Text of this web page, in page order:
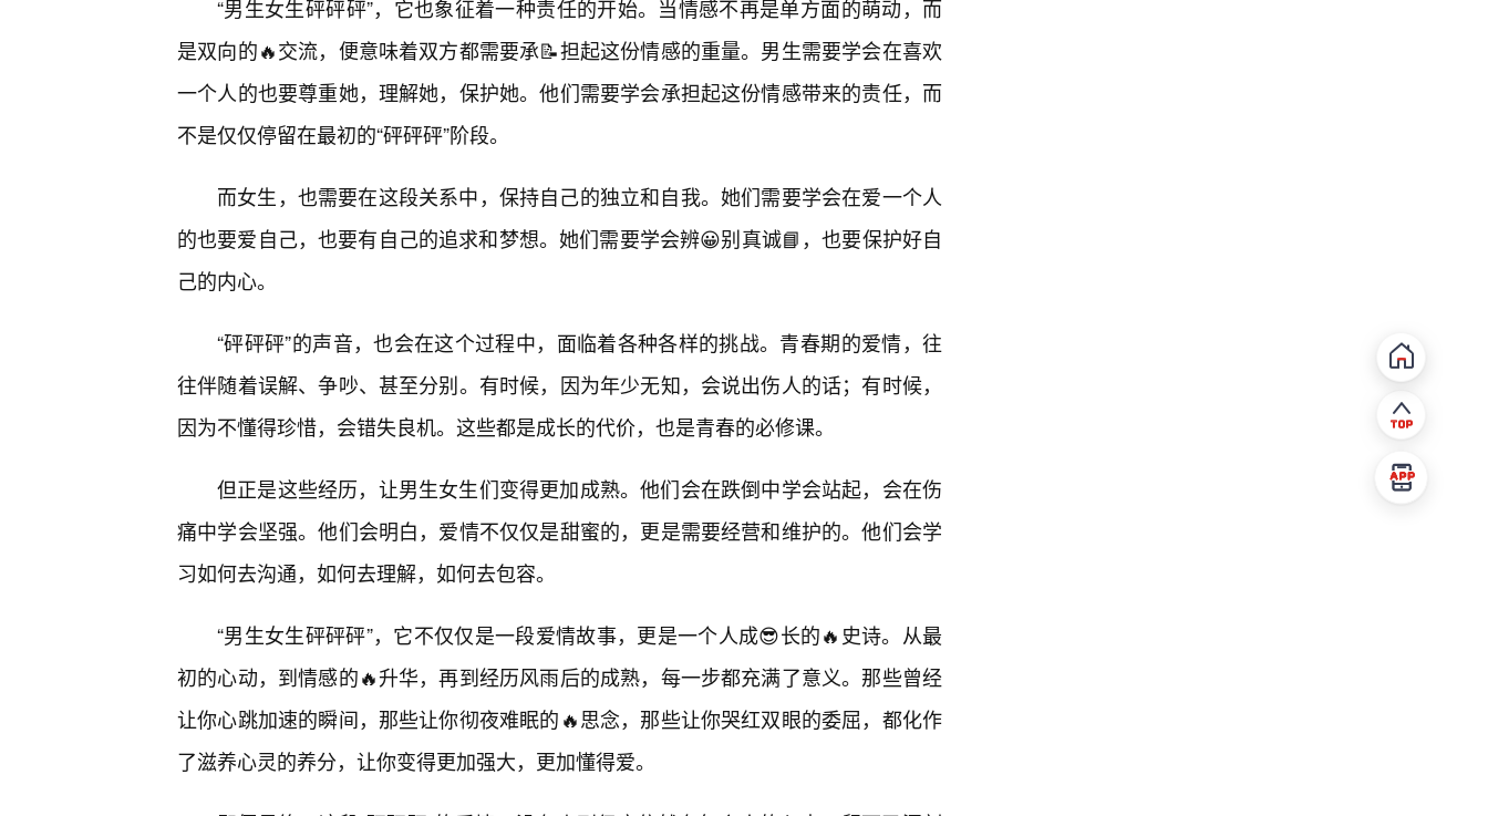
“男生女生砰砰砰”，它也象征着一种责任的开始。当情感不再是单方面的萌动，而
是双向的🔥交流，便意味着双方都需要承📝担起这份情感的重量。男生需要学会在喜欢
一个人的也要尊重她，理解她，保护她。他们需要学会承担起这份情感带来的责任，而
不是仅仅停留在最初的“砰砰砰”阶段。
而女生，也需要在这段关系中，保持自己的独立和自我。她们需要学会在爱一个人
的也要爱自己，也要有自己的追求和梦想。她们需要学会辨😀别真诚📘，也要保护好自
己的内心。
“砰砰砰”的声音，也会在这个过程中，面临着各种各样的挑战。青春期的爱情，往
往伴随着误解、争吵、甚至分别。有时候，因为年少无知，会说出伤人的话；有时候，
因为不懂得珍惜，会错失良机。这些都是成长的代价，也是青春的必修课。
但正是这些经历，让男生女生们变得更加成熟。他们会在跌倒中学会站起，会在伤
痛中学会坚强。他们会明白，爱情不仅仅是甜蜜的，更是需要经营和维护的。他们会学
习如何去沟通，如何去理解，如何去包容。
“男生女生砰砰砰”，它不仅仅是一段爱情故事，更是一个人成😎长的🔥史诗。从最
初的心动，到情感的🔥升华，再到经历风雨后的成熟，每一步都充满了意义。那些曾经
让你心跳加速的瞬间，那些让你彻夜难眠的🔥思念，那些让你哭红双眼的委屈，都化作
了滋养心灵的养分，让你变得更加强大，更加懂得爱。